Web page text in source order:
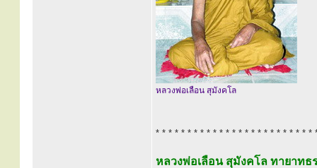
หลวงพ่อเลือน สุมังคโล
* * * * * * * * * * * * * * * * * * * * * * * * *
หลวงพ่อเลือน สุมังคโล ทายาทธ